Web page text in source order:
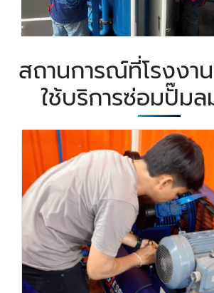
สถานการณ์ที่โรงงา
ใช้บริการซ่อมปั๊มล